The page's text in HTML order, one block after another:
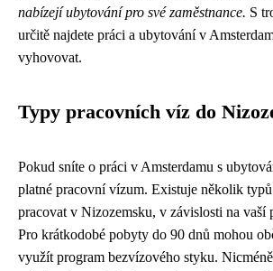
nabízejí ubytování pro své zaměstnance. S
určitě najdete práci a ubytování v
vyhovovat.
Typy pracovních víz do
Pokud sníte o práci v Amsterdamu s
platné pracovní vízum. Existuje několik
pracovat v Nizozemsku, v závislosti na vaší
Pro krátkodobé pobyty do 90 dnů mohou
využít program bezvízového styku.